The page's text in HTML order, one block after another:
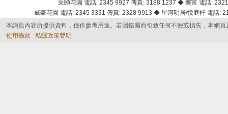
采頣花園 電話: 2345 9927 傳真: 3188 1237 ◆ 樂富 電話:
威豪花園 電話: 2345 3331 傳真: 2328 9913 ◆ 星河明居/悅庭軒 電話
本網頁內容所提供資料，僅作參考用途。若因錯漏而引致任何不便或損失，本網
使用條款
私隱政策聲明